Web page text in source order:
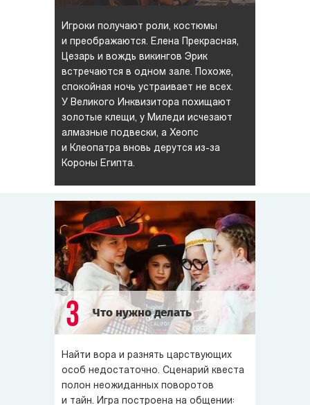
Игроки получают роли, костюмы
и преображаются. Елена Прекрасная,
Цезарь и вождь викингов Эрик
встречаются в одном зале. Похоже,
спокойная ночь устраивает не всех.
У Великого Инквизитора похищают
золотые клещи, у Миледи исчезают
алмазные подвески, а Хеопс
и Клеопатра вновь дерутся из-за
Короны Египта.
3 Что нужно делать
Найти вора и разнять царствующих
особ недостаточно. Сценарий квеста
полон неожиданных поворотов
и тайн. Игра построена на общении: